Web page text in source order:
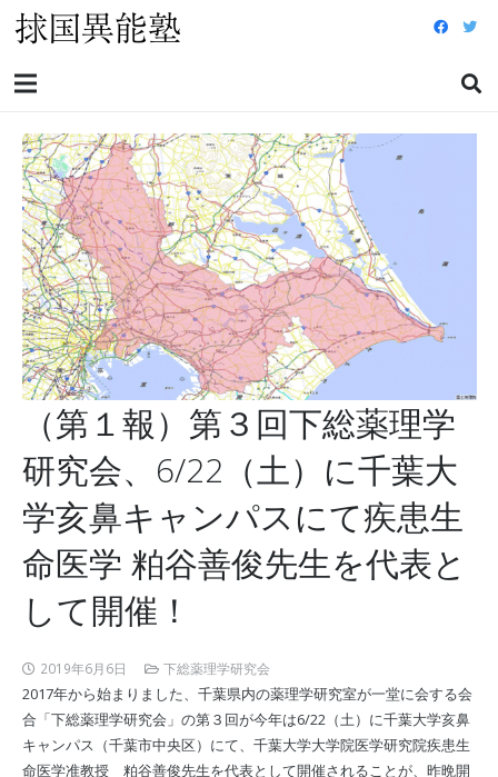
（第１報）第３回下総薬理学
研究会、6/22（土）に千葉大
学亥鼻キャンパスにて疾患生
命医学 粕谷善俊先生を代表と
して開催！
2019年6月6日 下総薬理学研究会
2017年から始まりました、千葉県内の薬理学研究室が一堂に会する会
合「下総薬理学研究会」の第３回が今年は6/22（土）に千葉大学亥鼻
キャンパス（千葉市中央区）にて、千葉大学大学院医学研究院疾患生
命医学准教授 粕谷善俊先生を代表として開催されることが、昨晩開